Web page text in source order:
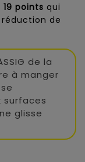
19 points qui
de
de la
à manger
surfaces
glisse